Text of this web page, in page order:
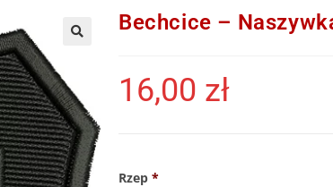
Bechcice –
16,00 zł
Rzep *